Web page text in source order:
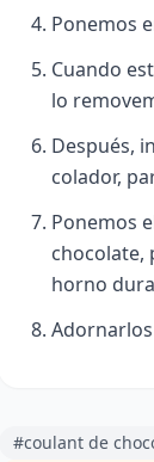
Ponemos
Cuando
lo
Después,
colador,
Ponemos
chocolate,
horno
#coulant de